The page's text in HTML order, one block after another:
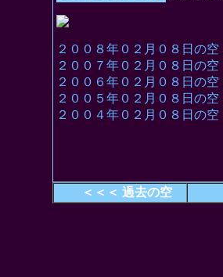
２００８年０２月０８日の空
２００７年０２月０８日の空
２００６年０２月０８日の空
２００５年０２月０８日の空
２００４年０２月０８日の空
＜＜＜ 過去の空